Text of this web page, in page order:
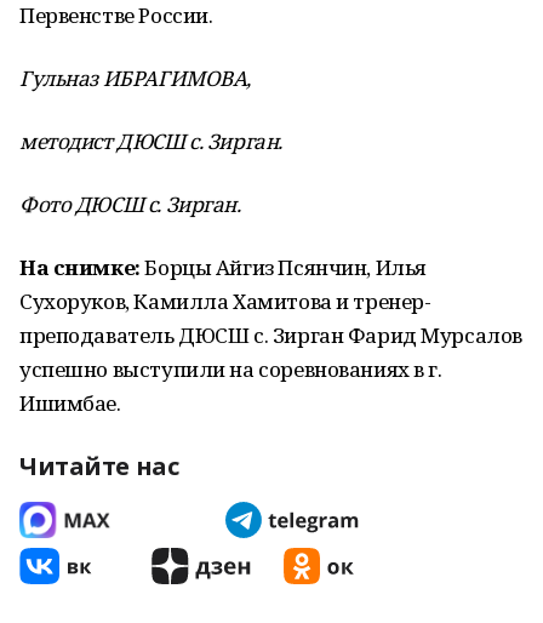
Первенстве России.
Гульназ ИБРАГИМОВА,
методист ДЮСШ с. Зирган.
Фото ДЮСШ с. Зирган.
На снимке:Борцы Айгиз Псянчин, Илья
Сухоруков, Камилла Хамитова и тренер-
преподаватель ДЮСШ с. Зирган Фарид Мурсалов
успешно выступили на соревнованиях в г.
Ишимбае.
Читайте нас